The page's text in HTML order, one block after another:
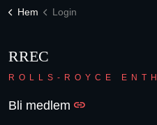
Hem Login
RREC
ROLLS-ROYCE
Bli medlem